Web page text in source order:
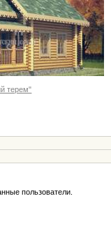
терем"
пользователи.